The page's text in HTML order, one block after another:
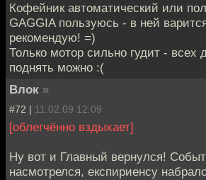
Кофейник автоматический или
GAGGIA пользуюсь - в ней
рекомендую! =)
Только мотор сильно гудит - всех
поднять можно :(
Влок »
#72 | 11.02.09 12:09
[облегчённо вздыхает]
Ну вот и Главный вернулся!
насмотрелся, експириенсу